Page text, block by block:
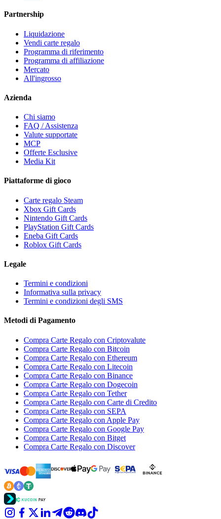
Partnership
Liquidazione
Vendi carte regalo
Programma di riferimento
Programma di affiliazione
Mercato
All'ingrosso
Azienda
Chi siamo
FAQ / Assistenza
Valute supportate
MCP
Offerte Esclusive
Media Kit
Piattaforme di gioco
Carte regalo Steam
Xbox Gift Cards
Nintendo Gift Cards
PlayStation Gift Cards
Eneba Gift Cards
Roblox Gift Cards
Legale
Termini e condizioni
Informativa sulla privacy
Termini e condizioni degli SMS
Metodi di Pagamento
Compra Carte Regalo con Criptovalute
Compra Carte Regalo con Bitcoin
Compra Carte Regalo con Ethereum
Compra Carte Regalo con Litecoin
Compra Carte Regalo con Binance
Compra Carte Regalo con Dogecoin
Compra Carte Regalo con Tether
Compra Carte Regalo con Carte di Credito
Compra Carte Regalo con SEPA
Compra Carte Regalo con Apple Pay
Compra Carte Regalo con Google Pay
Compra Carte Regalo con Bitget
Compra Carte Regalo con Discover